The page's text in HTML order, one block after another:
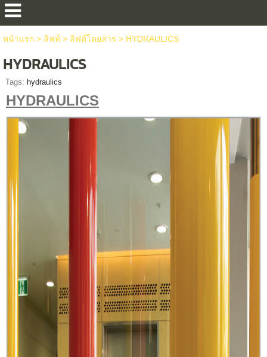
หน้าแรก> ลิฟท์> ลิฟต์โดยสาร > HYDRAULICS
HYDRAULICS
Tags: hydraulics
HYDRAULICS